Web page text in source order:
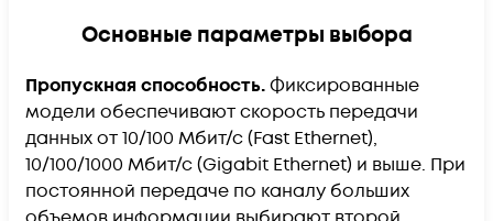
Основные параметры выбора
Пропускная способность.Фиксированные
модели обеспечивают скорость передачи
данных от 10/100 Мбит/с (Fast Ethernet),
10/100/1000 Мбит/с (Gigabit Ethernet) и выше. При
постоянной передаче по каналу больших